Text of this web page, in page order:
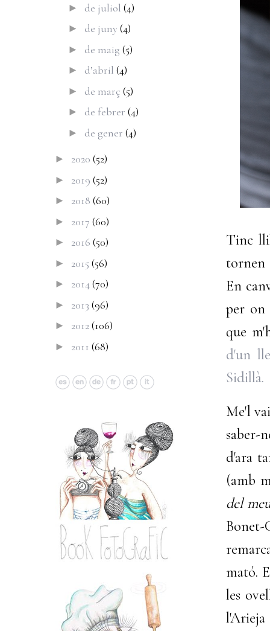
Tinc
tornen
En
per on
que
d'un
Sidillà.
Me'l
saber-
d'ara
(amb
del
mató.
les
► de juliol (4)
► de juny(4)
► de maig (5)
► d’abril (4)
► de març (5)
► de febrer (4)
► de gener (4)
► 2020 (52)
► 2019 (52)
► 2018 (60)
► 2017 (60)
► 2016 (50)
► 2015 (56)
► 2014(70)
► 2013 (96)
► 2012(106)
► 2011 (68)